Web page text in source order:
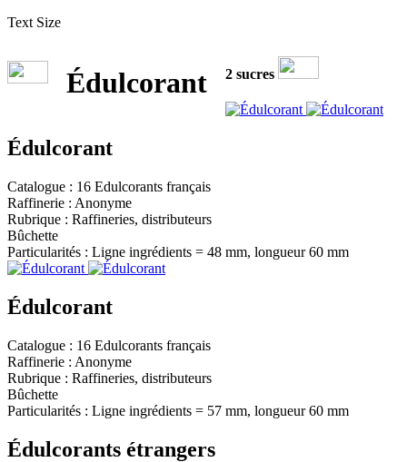
Text Size
Édulcorant 2 sucres
Édulcorant
Catalogue : 16 Edulcorants français
Raffinerie : Anonyme
Rubrique : Raffineries, distributeurs
Bûchette
Particularités : Ligne ingrédients = 48 mm, longueur 60 mm
Édulcorant
Catalogue : 16 Edulcorants français
Raffinerie : Anonyme
Rubrique : Raffineries, distributeurs
Bûchette
Particularités : Ligne ingrédients = 57 mm, longueur 60 mm
Édulcorants étrangers